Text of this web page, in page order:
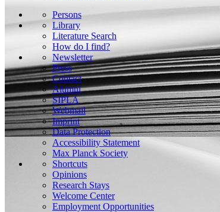
Persons
Library
Literature Search
How do I find?
Newsletter
Press
Contact
Alumni
SIPLA
Webmail
Imprint
Data Protection
Accessibility Statement
Max Planck Society
Shortcuts
Opinions
Research Stays
Welcome Center
Employment Opportunities